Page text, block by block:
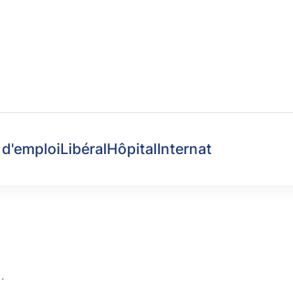
LibéralHôpitalInternat
.